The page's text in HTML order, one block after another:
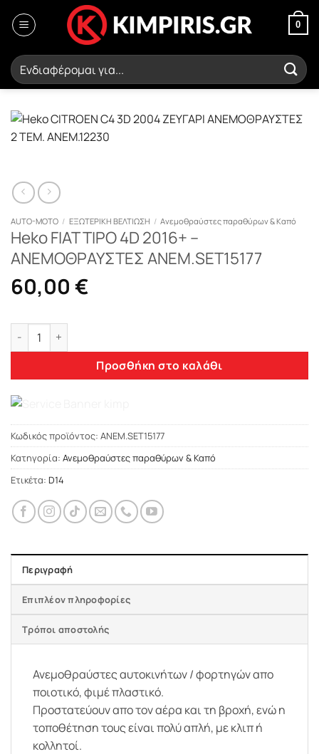
στο
0
Αναζήτηση
για:
AUTO-MOTO / ΕΞΩΤΕΡΙΚΗ ΒΕΛΤΙΩΣΗ / Ανεμοθραύστες παραθύρων & Καπό
Heko FIAT TIPO 4D 2016+ –
ΑΝΕΜΟΘΡΑΥΣΤΕΣ ΑΝΕΜ.SET15177
60,00 €
Heko FIAT TIPO 4D 2016+ - ΑΝΕΜΟΘΡΑΥΣΤΕΣ ΑΝΕΜ.SET15177
Προσθήκη στο καλάθι
Κωδικός προϊόντος: ΑΝΕΜ.SET15177
Κατηγορία: Ανεμοθραύστες παραθύρων & Καπό
Ετικέτα: D14
Περιγραφή
Επιπλέον πληροφορίες
Τρόποι αποστολής
Ανεμοθραύστες αυτοκινήτων / φορτηγών απο
ποιοτικό, φιμέ πλαστικό.
Προστατεύουν απο τον αέρα και τη βροχή, ενώ η
τοποθέτηση τους είναι πολύ απλή, με κλιπ ή
κολλητοί.